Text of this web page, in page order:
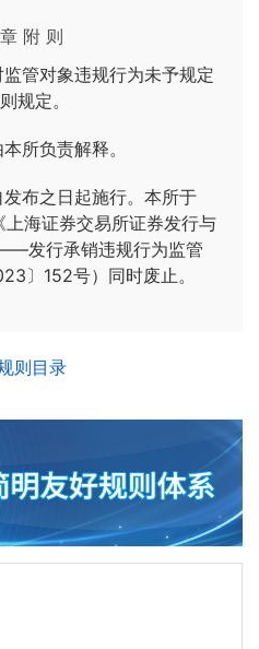
附 则
管对象违规行为未予规定
规定。
所负责解释。
布之日起施行。本所于
海证券交易所证券发行与
发行承销违规行为监管
〕152号）同时废止。
则目录